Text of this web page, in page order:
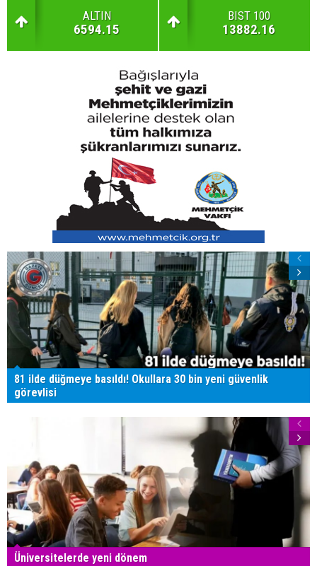
ALTIN
6594.15
BIST 100
13882.16
81 ilde düğmeye basıldı! Okullara 30 bin yeni güvenlik
görevlisi
Üniversitelerde yeni dönem